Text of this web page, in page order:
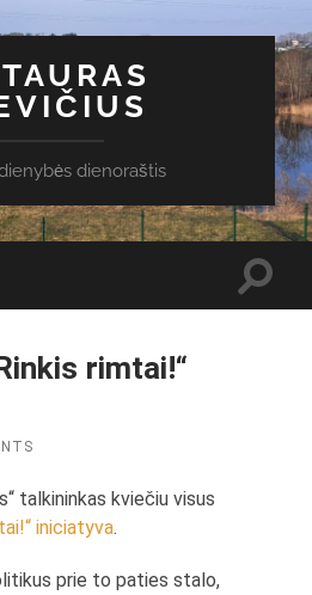
dienoraštis
rimtai!“
talkininkas kviečiu visus
iniciatyva.
prie to paties stalo,